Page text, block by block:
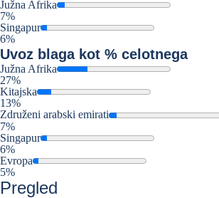
Južna Afrika
7%
Singapur
6%
Uvoz blaga kot % celotnega
Južna Afrika
27%
Kitajska
13%
Združeni arabski emirati
7%
Singapur
6%
Evropa
5%
Pregled